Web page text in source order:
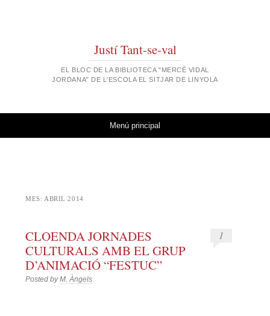
Justí Tant-se-val
EL BLOC DE LA BIBLIOTECA "MERCÈ VIDAL
JORDANA" DE L'ESCOLA EL SITJAR DE LINYOLA
Menú principal
MES:ABRIL 2014
CLOENDA JORNADES
CULTURALS AMB EL GRUP
D’ANIMACIÓ “FESTUC”
Posted byM. Àngels
1